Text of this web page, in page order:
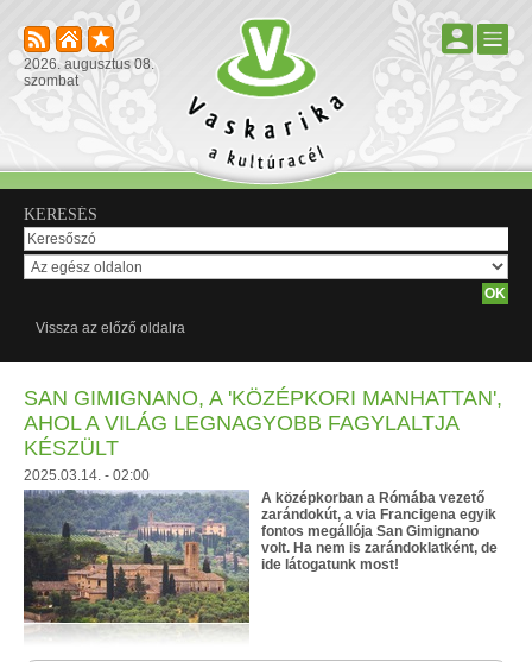
2026. augusztus 08.
szombat
KERESÉS
Vissza az előző oldalra
SAN GIMIGNANO, A 'KÖZÉPKORI MANHATTAN',
AHOL A VILÁG LEGNAGYOBB FAGYLALTJA
KÉSZÜLT
2025.03.14. - 02:00
A középkorban a Rómába vezető
zarándokút, a via Francigena egyik
fontos megállója San Gimignano
volt. Ha nem is zarándoklatként, de
ide látogatunk most!